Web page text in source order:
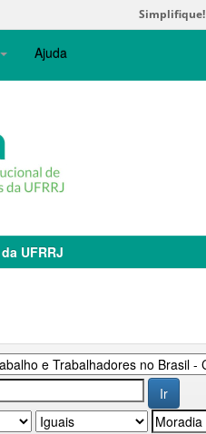
Simplifique!
Ajuda
UFRRJ